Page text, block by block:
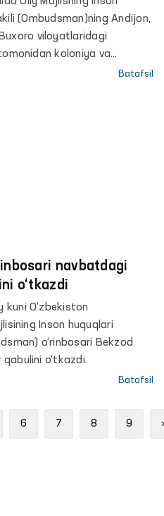
(Ombudsman)ning Andijon,
viloyatlaridagi
koloniya va
shaxslarning
Batafsil
navbatdagi
o‘tkazdi
O‘zbekiston
Inson huquqlari
o‘rinbosari Bekzod
o‘tkazdi.
Batafsil
6 7 8 9